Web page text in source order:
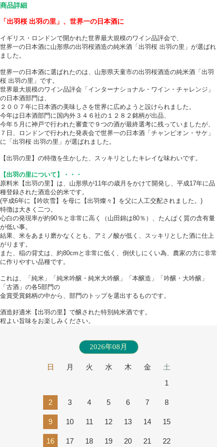
商品詳細
「出羽桜 出羽の里」、世界一の日本酒に
イギリス・ロンドンで開かれた世界最大規模のワイン品評会で、
世界一の日本酒に山形県の出羽桜酒造の純米酒「出羽桜 出羽の里」が選ばれ
ました。
世界一の日本酒に選ばれたのは、山形県天童市の出羽桜酒造の純米酒「出羽
桜 出羽の里」です。
世界最大規模のワイン品評会「インターナショナル・ワイン・チャレンジ」
の日本酒部門は、
２００７年に日本酒の美味しさを世界に広めようと設けられました。
今年は日本酒部門に国内外３４６社の１２８２銘柄が出品、
今年５月に神戸で行われた審査で９つの酒が最終選考に残っていましたが、
７日、ロンドンで行われた発表会で世界一の日本酒「チャンピオン・サケ」
に「出羽桜 出羽の里」が選ばれました。
【出羽の里】の特徴を生かした、スッキリとしたキレイな味わいです。
【出羽の里について】・・・
原料米【出羽の里】は、山形県が11年の歳月をかけて開発し、平成17年に品
種登録された酒造公的米です。
(平成6年に【吟吹雪】を母に【出羽燦々】を父に人工交配されました。)
特徴は大きく二つ。
心白の発現率が約90％と非常に高く（山田錦は80％）、たんぱく質の含有量
が低い事。
結果、米をあまり磨かなくとも、アミノ酸が低く、スッキリとした酒に仕上
がります。
また、稲の背丈は、約80cmと非常に低く、倒伏しにくい為、農家の方に非常
に作りやすい品種です。
これは、「純米」「純米吟醸・純米大吟醸」「本醸造」「吟醸・大吟醸」
「古酒」の各5部門の
金賞受賞銘柄の中から、部門のトップを選出するものです。
酒造好適米【出羽の里】で醸された特別純米酒です。
程よい旨味をお楽しみください。
2026年08月
日 月 火 水 木 金
土
1
2 3 4 5 6 7 8
9 10 11 12 13 14 15
16 17 18 19 20 21 22